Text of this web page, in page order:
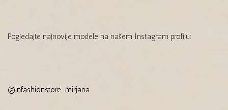
Pogledajte najnovije modele na našem Instagram profilu:
@infashionstore_mirjana